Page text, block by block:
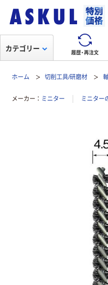
履歴・再注文
カテゴリー
ホーム 切削工具/研磨材
メーカー ミニター ミニター